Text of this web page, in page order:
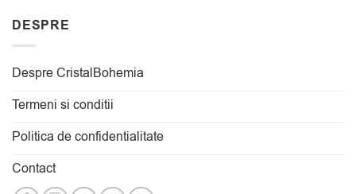
DESPRE
Despre CristalBohemia
Termeni si conditii
Politica de confidentialitate
Contact